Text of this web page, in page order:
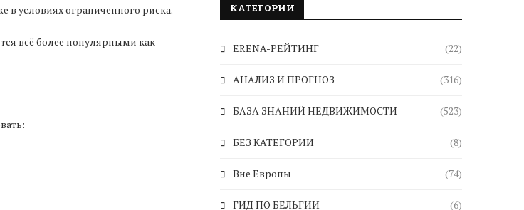
в условиях ограниченного риска.
всё более популярными как
КАТЕГОРИИ
ERENA-РЕЙТИНГ (22)
АНАЛИЗ И ПРОГНОЗ (316)
БАЗА ЗНАНИЙ НЕДВИЖИМОСТИ (523)
БЕЗ КАТЕГОРИИ (8)
Вне Европы (74)
ГИД ПО БЕЛЬГИИ (6)